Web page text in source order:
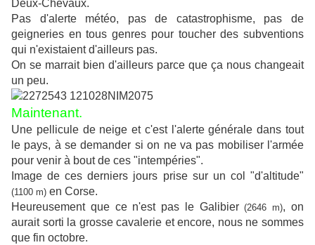
Deux-Chevaux.
Pas d'alerte météo, pas de catastrophisme, pas de
geigneries en tous genres pour toucher des subventions
qui n'existaient d'ailleurs pas.
On se marrait bien d'ailleurs parce que ça nous changeait
un peu.
Maintenant.
Une pellicule de neige et c'est l'alerte générale dans tout
le pays, à se demander si on ne va pas mobiliser l'armée
pour venir à bout de ces "intempéries".
Image de ces derniers jours prise sur un col "d'altitude"
(1100 m) en Corse.
Heureusement que ce n'est pas le Galibier(2646 m), on
aurait sorti la grosse cavalerie et encore, nous ne sommes
que fin octobre.